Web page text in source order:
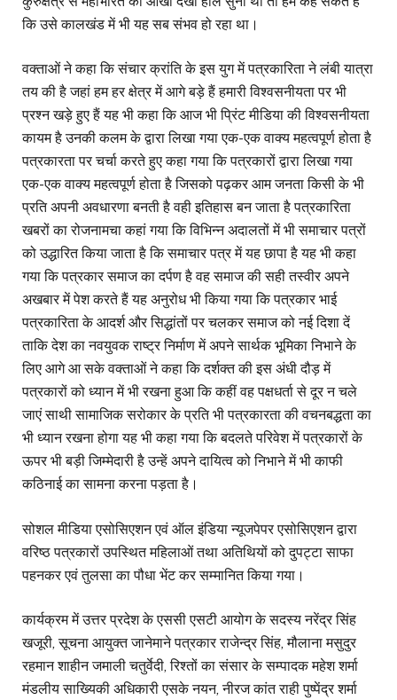
कि उसे कालखंड में भी यह सब संभव हो रहा था।
वक्ताओं ने कहा कि संचार क्रांति के इस युग में पत्रकारिता ने लंबी यात्रा
तय की है जहां हम हर क्षेत्र में आगे बड़े हैं हमारी विश्वसनीयता पर भी
प्रश्न खड़े हुए हैं यह भी कहा कि आज भी प्रिंट मीडिया की विश्वसनीयता
कायम है उनकी कलम के द्वारा लिखा गया एक-एक वाक्य महत्वपूर्ण होता है
पत्रकारता पर चर्चा करते हुए कहा गया कि पत्रकारों द्वारा लिखा गया
एक-एक वाक्य महत्वपूर्ण होता है जिसको पढ़कर आम जनता किसी के भी
प्रति अपनी अवधारणा बनती है वही इतिहास बन जाता है पत्रकारिता
खबरों का रोजनामचा कहां गया कि विभिन्न अदालतों में भी समाचार पत्रों
को उद्धारित किया जाता है कि समाचार पत्र में यह छापा है यह भी कहा
गया कि पत्रकार समाज का दर्पण है वह समाज की सही तस्वीर अपने
अखबार में पेश करते हैं यह अनुरोध भी किया गया कि पत्रकार भाई
पत्रकारिता के आदर्श और सिद्धांतों पर चलकर समाज को नई दिशा दें
ताकि देश का नवयुवक राष्ट्र निर्माण में अपने सार्थक भूमिका निभाने के
लिए आगे आ सके वक्ताओं ने कहा कि दर्शक्त की इस अंधी दौड़ में
पत्रकारों को ध्यान में भी रखना हुआ कि कहीं वह पक्षधर्ता से दूर न चले
जाएं साथी सामाजिक सरोकार के प्रति भी पत्रकारता की वचनबद्धता का
भी ध्यान रखना होगा यह भी कहा गया कि बदलते परिवेश में पत्रकारों के
ऊपर भी बड़ी जिम्मेदारी है उन्हें अपने दायित्व को निभाने में भी काफी
कठिनाई का सामना करना पड़ता है।
सोशल मीडिया एसोसिएशन एवं ऑल इंडिया न्यूजपेपर एसोसिएशन द्वारा
वरिष्ठ पत्रकारों उपस्थित महिलाओं तथा अतिथियों को दुपट्टा साफा
पहनकर एवं तुलसा का पौधा भेंट कर सम्मानित किया गया।
कार्यक्रम में उत्तर प्रदेश के एससी एसटी आयोग के सदस्य नरेंद्र सिंह
खजूरी, सूचना आयुक्त जानेमाने पत्रकार राजेन्द्र सिंह, मौलाना मसुदुर
रहमान शाहीन जमाली चतुर्वेदी, रिश्तों का संसार के सम्पादक महेश शर्मा
मंडलीय साख्यिकी अधिकारी एसके नयन, नीरज कांत राही पुष्पेंद्र शर्मा